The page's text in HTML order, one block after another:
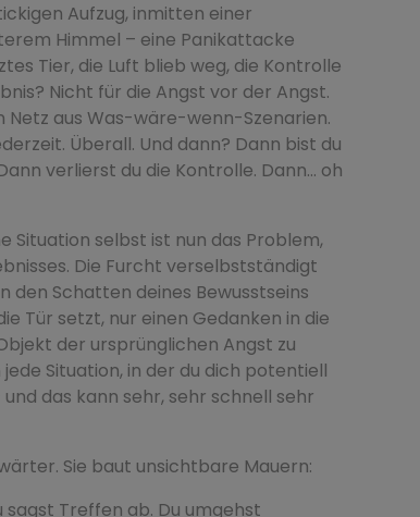
Aufzug, inmitten einer
Himmel – eine Panikattacke
Tier, die Luft blieb weg, die Kontrolle
Nicht für die Angst vor der Angst.
Netz aus Was-wäre-wenn-Szenarien.
Überall. Und dann? Dann bist du
verlierst du die Kontrolle. Dann... oh
Situation selbst ist nun das Problem,
Die Furcht verselbstständigt
den Schatten deines Bewusstseins
Tür setzt, nur einen Gedanken in die
der ursprünglichen Angst zu
Situation, in der du dich potentiell
das kann sehr, sehr schnell sehr
Sie baut unsichtbare Mauern:
sagst Treffen ab. Du umgehst